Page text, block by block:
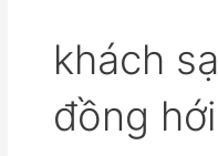
khách
đồng hới